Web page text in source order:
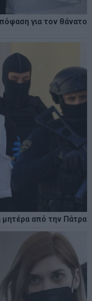
για τον θάνατο
μητέρα από την Πάτρα